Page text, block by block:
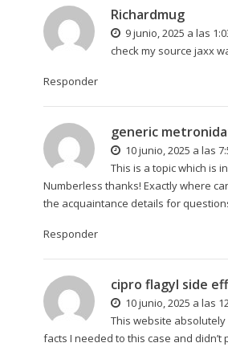
Richardmug
9 junio, 2025 a las
check my source jaxx
Responder
generic
10 junio, 2025 a las
This is a topic which is
Numberless thanks! Exactly where
the acquaintance details for
Responder
cipro flagyl side
10 junio, 2025 a las
This website
facts I needed to this case and didn’t